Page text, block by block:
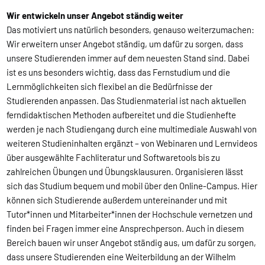
Wir entwickeln unser Angebot ständig weiter
Das motiviert uns natürlich besonders, genauso weiterzumachen:
Wir erweitern unser Angebot ständig, um dafür zu sorgen, dass
unsere Studierenden immer auf dem neuesten Stand sind. Dabei
ist es uns besonders wichtig, dass das Fernstudium und die
Lernmöglichkeiten sich flexibel an die Bedürfnisse der
Studierenden anpassen. Das Studienmaterial ist nach aktuellen
ferndidaktischen Methoden aufbereitet und die Studienhefte
werden je nach Studiengang durch eine multimediale Auswahl von
weiteren Studieninhalten ergänzt – von Webinaren und Lernvideos
über ausgewählte Fachliteratur und Softwaretools bis zu
zahlreichen Übungen und Übungsklausuren. Organisieren lässt
sich das Studium bequem und mobil über den Online-Campus. Hier
können sich Studierende außerdem untereinander und mit
Tutor*innen und Mitarbeiter*innen der Hochschule vernetzen und
finden bei Fragen immer eine Ansprechperson. Auch in diesem
Bereich bauen wir unser Angebot ständig aus, um dafür zu sorgen,
dass unsere Studierenden eine Weiterbildung an der Wilhelm